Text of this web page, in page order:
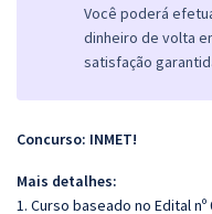
Você poderá
dinheiro de volta
satisfação
Concurso: INMET!
Mais detalhes:
1. Curso baseado no Edital